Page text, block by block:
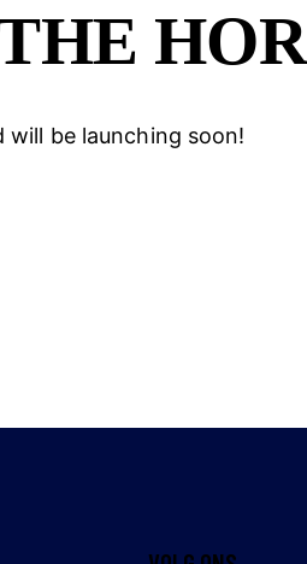
be launching soon!